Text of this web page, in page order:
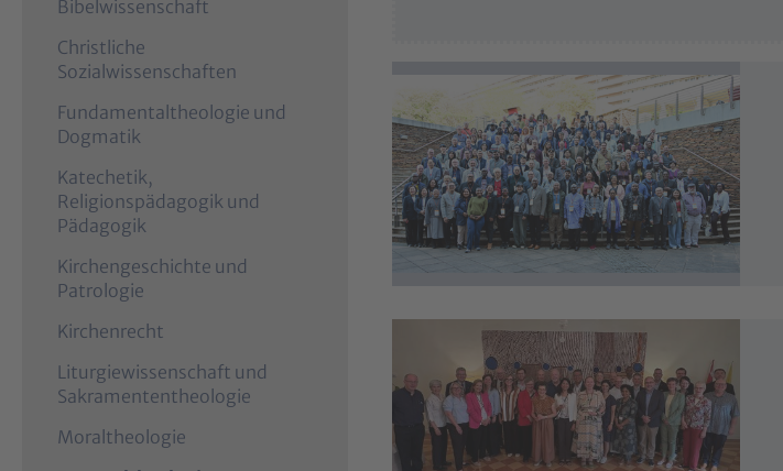
Bibelwissenschaft
Christliche
Sozialwissenschaften
Fundamentaltheologie und
Dogmatik
Katechetik,
Religionspädagogik und
Pädagogik
Kirchengeschichte und
Patrologie
Kirchenrecht
Liturgiewissenschaft und
Sakramententheologie
Moraltheologie